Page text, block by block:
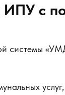
ИПУ с
системы